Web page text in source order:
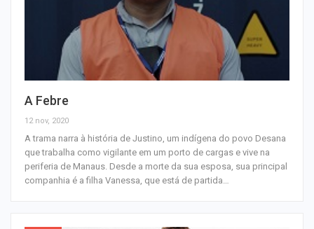
A Febre
12 nov, 2020
A trama narra à história de Justino, um indígena do povo Desana
que trabalha como vigilante em um porto de cargas e vive na
periferia de Manaus. Desde a morte da sua esposa, sua principal
companhia é a filha Vanessa, que está de partida…